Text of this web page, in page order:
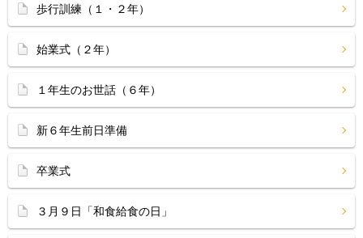
歩行訓練（１・２年）
始業式（２年）
１年生のお世話（６年）
新６年生前日準備
卒業式
３月９日「和食給食の日」